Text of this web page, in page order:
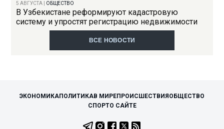
5 АВГУСТА ОБЩЕСТВО
В Узбекистане реформируют кадастровую
систему и упростят регистрацию недвижимости
ВСЕ НОВОСТИ
ЭКОНОМИКАПОЛИТИКАВ МИРЕПРОИСШЕСТВИЯ ОБЩЕСТВО
СПОРТО САЙТЕ